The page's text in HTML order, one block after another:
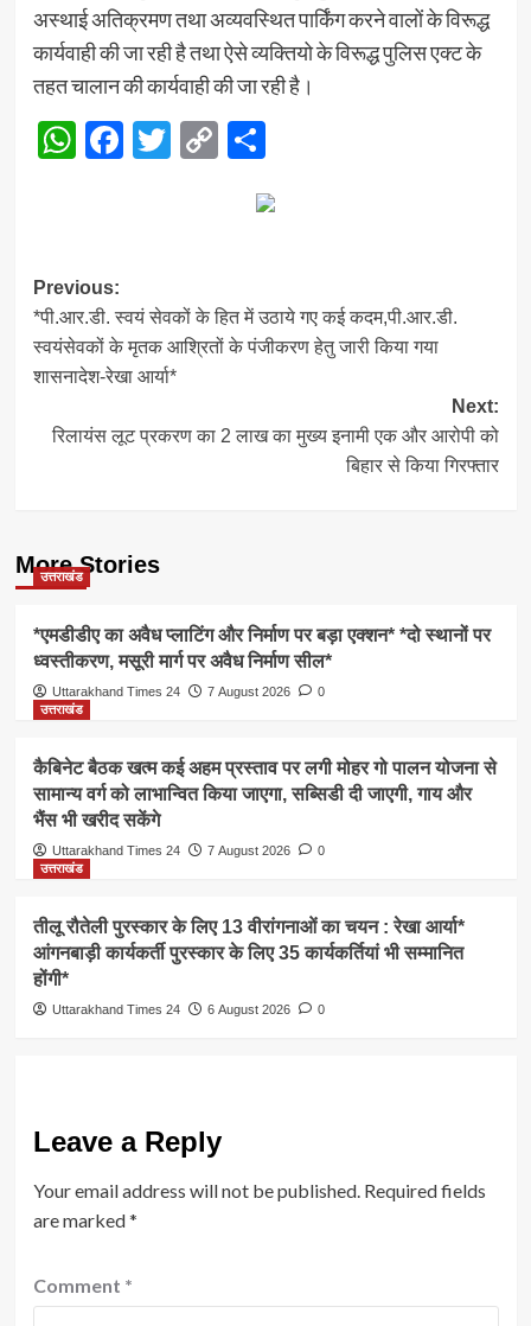
अस्थाई अतिक्रमण तथा अव्यवस्थित पार्किंग करने वालों के विरूद्ध
कार्यवाही की जा रही है तथा ऐसे व्यक्तियो के विरूद्ध पुलिस एक्ट के
तहत चालान की कार्यवाही की जा रही है।
WhatsApp
Facebook
Twitter
CopyShare
Post
navigation
Previous:
*पी.आर.डी. स्वयं सेवकों के हित में उठाये गए कई कदम,पी.आर.डी.
स्वयंसेवकों के मृतक आश्रितों के पंजीकरण हेतु जारी किया गया
शासनादेश-रेखा आर्या*
Next:
रिलायंस लूट प्रकरण का 2 लाख का मुख्य इनामी एक और आरोपी को
बिहार से किया गिरफ्तार
More Stories
उत्तराखंड
*एमडीडीए का अवैध प्लाटिंग और निर्माण पर बड़ा एक्शन* *दो स्थानों पर
ध्वस्तीकरण, मसूरी मार्ग पर अवैध निर्माण सील*
Uttarakhand Times 24 7 August 2026
0
उत्तराखंड
कैबिनेट बैठक खत्म कई अहम प्रस्ताव पर लगी मोहर गो पालन योजना से
सामान्य वर्ग को लाभान्वित किया जाएगा, सब्सिडी दी जाएगी, गाय और
भैंस भी खरीद सकेंगे
Uttarakhand Times 24 7 August 2026
0
उत्तराखंड
तीलू रौतेली पुरस्कार के लिए 13 वीरांगनाओं का चयन : रेखा आर्या*
आंगनबाड़ी कार्यकर्ती पुरस्कार के लिए 35 कार्यकर्तियां भी सम्मानित
होंगी*
Uttarakhand Times 24 6 August 2026 0
Leave a Reply
Your email address will not be published. Required fields
are marked*
Comment *